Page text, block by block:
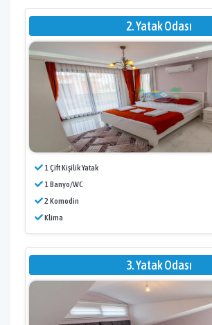
2. Yatak Odası
1 Çift Kişilik Yatak
1 Banyo/WC
2 Komodin
Klima
3. Yatak Odası